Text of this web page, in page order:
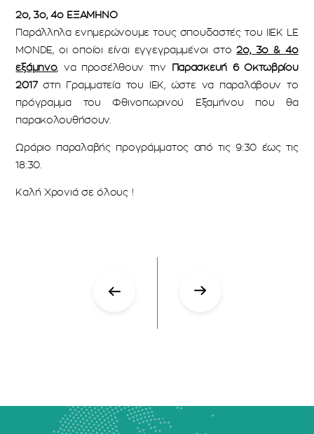
2ο, 3ο, 4ο ΕΞΑΜΗΝΟ
Παράλληλα ενημερώνουμε τους σπουδαστές του ΙΙΕΚ LE
MONDE, οι οποίοι είναι εγγεγραμμένοι στο2ο, 3ο & 4ο
εξάμηνο, να προσέλθουν την
Παρασκευή 6 Οκτωβρίου
2017στη Γραμματεία του ΙΕΚ, ώστε να παραλάβουν το
πρόγραμμα του Φθινοπωρινού Εξαμήνου που θα
παρακολουθήσουν.
Ωράριο παραλαβής προγράμματος από τις 9:30 έως τις
18:30.
Καλή Χρονιά σε όλους !